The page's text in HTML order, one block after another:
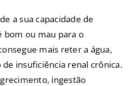
a sua capacidade de
bom ou mau para o
mais reter a água,
insuficiência renal crônica.
ingestão